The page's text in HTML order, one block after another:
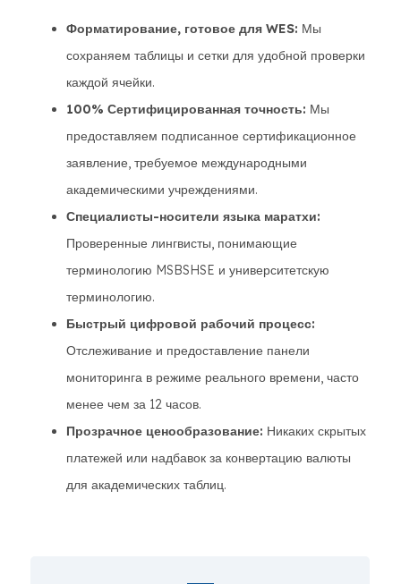
Форматирование, готовое для WES: Мы
сохраняем таблицы и сетки для удобной проверки
каждой ячейки.
100% Сертифицированная точность: Мы
предоставляем подписанное сертификационное
заявление, требуемое международными
академическими учреждениями.
Специалисты-носители языка маратхи:
Проверенные лингвисты, понимающие
терминологию MSBSHSE и университетскую
терминологию.
Быстрый цифровой рабочий процесс:
Отслеживание и предоставление панели
мониторинга в режиме реального времени, часто
менее чем за 12 часов.
Прозрачное ценообразование: Никаких скрытых
платежей или надбавок за конвертацию валюты
для академических таблиц.